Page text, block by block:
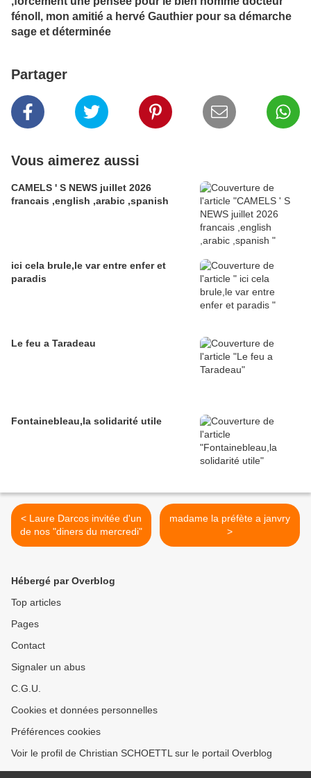
fénoll, mon amitié a hervé Gauthier pour sa démarche
sage et déterminée
Partager
Vous aimerez aussi
CAMELS ' S NEWS juillet 2026
francais ,english ,arabic ,spanish
ici cela brule,le var entre enfer et
paradis
Le feu a Taradeau
Fontainebleau,la solidarité utile
< Laure Darcos invitée d'un
de nos "diners du mercredi"
madame la préfète a janvry
>
Hébergé par Overblog
Top articles
Pages
Contact
Signaler un abus
C.G.U.
Cookies et données personnelles
Préférences cookies
Voir le profil de Christian SCHOETTL sur le portail Overblog